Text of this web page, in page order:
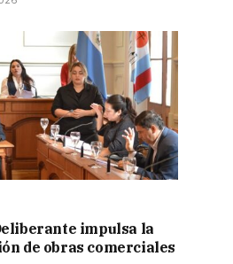
impulsa la
de obras comerciales